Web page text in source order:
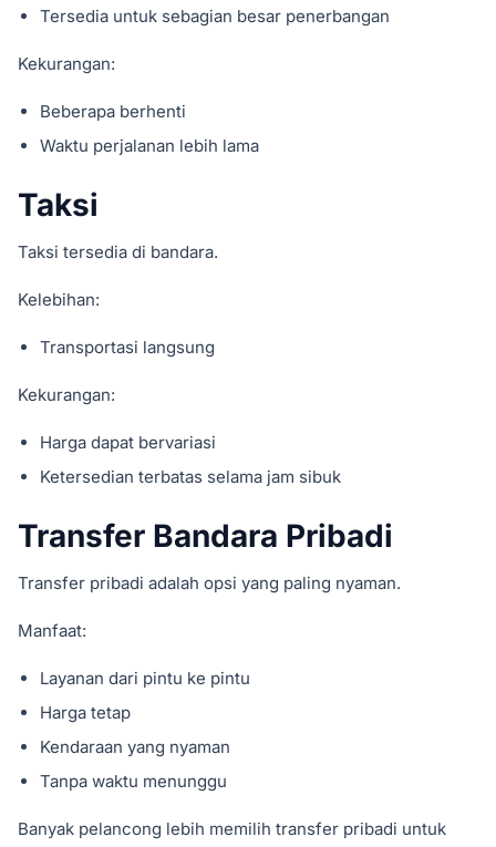
Tersedia untuk sebagian besar penerbangan
Kekurangan:
Beberapa berhenti
Waktu perjalanan lebih lama
Taksi
Taksi tersedia di bandara.
Kelebihan:
Transportasi langsung
Kekurangan:
Harga dapat bervariasi
Ketersedian terbatas selama jam sibuk
Transfer Bandara Pribadi
Transfer pribadi adalah opsi yang paling nyaman.
Manfaat:
Layanan dari pintu ke pintu
Harga tetap
Kendaraan yang nyaman
Tanpa waktu menunggu
Banyak pelancong lebih memilih transfer pribadi untuk